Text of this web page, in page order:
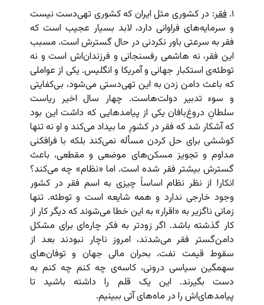
۱. فقر: در کشوری مثل ایران که کشوری تهی‌دست نیست
و سرمایه‌های فراوانی دارد، لابد بسیار عجیب است که
فقر به سرعتی باور نکردنی در حال گسترش است. مسبب
این فقر، نه هاشمی رفسنجانی و فرزندان‌اش است و نه
توطئه‌ی استکبار جهانی و آمریکا و انگلیس. یکی از عواملی
که باعث دامن زدن به این تهی‌دستی می‌شود، بی‌کفایتی
و سوء تدبیر دولت‌هاست. چهار سال اخیر ریاست
سلطان‌ِ دروغ‌بافان یکی از پیامدهایی که داشت این بود
که آشکار شد که فقر در کشورِ ما بیداد می‌کند و او نه تنها
کوششی برای حل کردن مسأله نمی‌کند بلکه با فرافکنی
مداوم و تجویز مسکن‌های موضعی و مقطعی، باعث
گسترش بیشتر فقر شده است. اما «نظام» چه می‌کند؟
انکار! از نظر نظام اساساً چیزی به اسم فقر در کشور
وجود خارجی ندارد و همه شایعه است و توطئه. تنها
زمانی ناگزیر به «اقرار» به این خطا می‌شوند که دیگر کار از
کار گذشته باشد. اگر زودتر به فکر چاره‌ای برای مشکل
دامن‌گستر فقر می‌شدند، امروز ناچار نبودند بعد از
سقوط قیمت نفت، بحران مالی جهان و توفان‌های
سهمگین سیاسی درونی، کاسه‌ی چه کنم چه کنم به
دست بگیرند. این یک قلم را داشته باشید تا
پیامدهای‌اش را در ماه‌های آتی ببینیم.